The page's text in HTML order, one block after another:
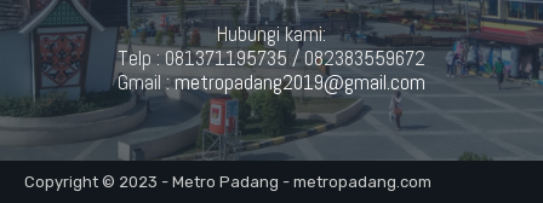
Hubungi kami:
Telp : 081371195735 / 082383559672
Gmail :metropadang2019@gmail.com
Copyright © 2023 - Metro Padang - metropadang.com